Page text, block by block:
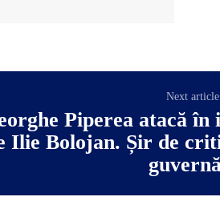
Next article
Piperea atacă în
Ilie Bolojan. Șir de